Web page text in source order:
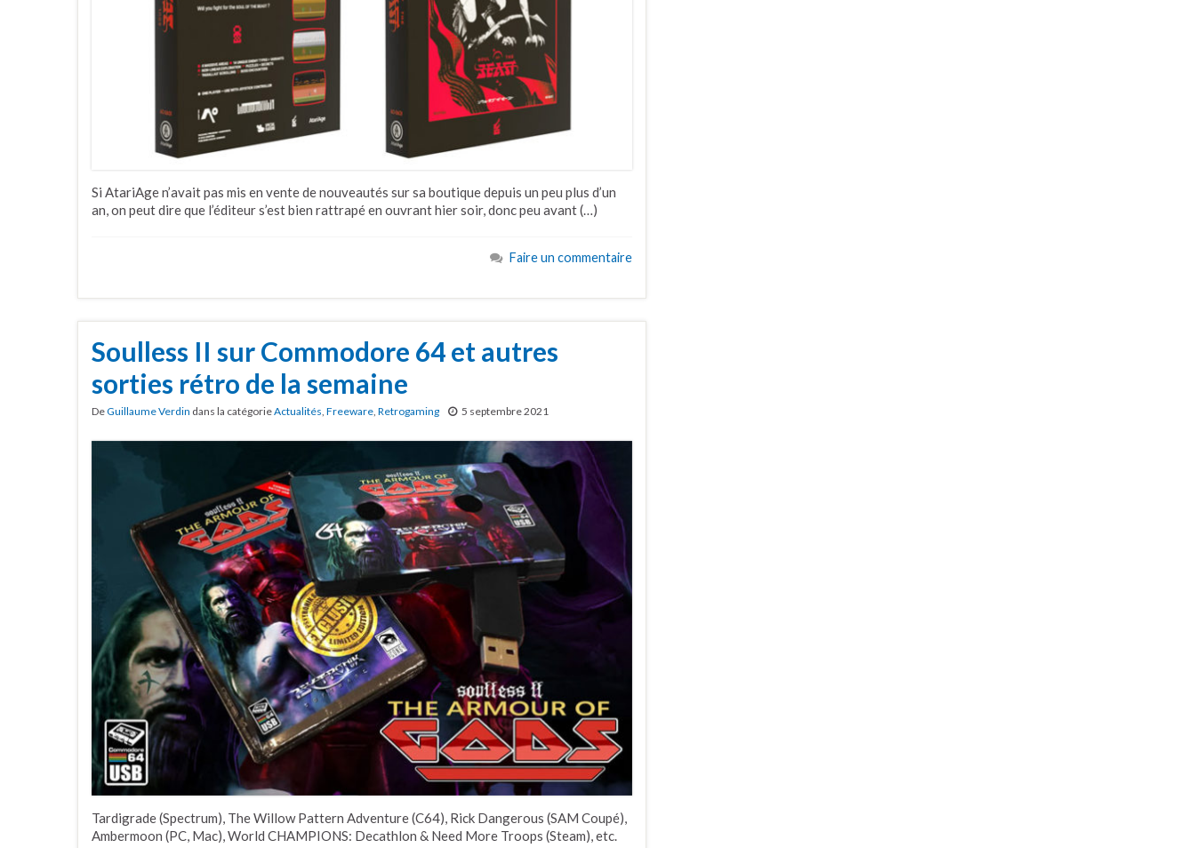
Si AtariAge n’avait pas mis en vente de nouveautés sur sa boutique depuis un peu plus d’un
an, on peut dire que l’éditeur s’est bien rattrapé en ouvrant hier soir, donc peu avant (…)
Faire un commentaire
Soulless II sur Commodore 64 et autres
sorties rétro de la semaine
DeGuillaume Verdin dans la catégorieActualités Freeware Retrogaming 5 septembre 2021
Tardigrade (Spectrum), The Willow Pattern Adventure (C64), Rick Dangerous (SAM Coupé),
Ambermoon (PC, Mac), World CHAMPIONS: Decathlon & Need More Troops (Steam), etc.